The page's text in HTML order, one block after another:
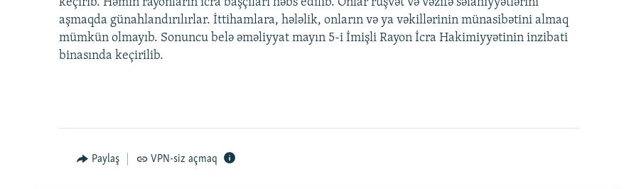
aşmaqda günahlandırılırlar. İttihamlara, hələlik, onların və ya vəkillərinin münasibətini almaq
mümkün olmayıb. Sonuncu belə əməliyyat mayın 5-i İmişli Rayon İcra Hakimiyyətinin inzibati
binasında keçirilib.
Paylaş VPN-siz açmaq